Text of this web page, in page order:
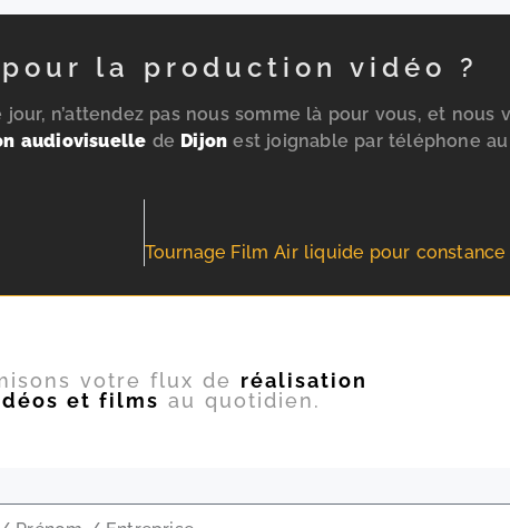
la production vidéo ?
n’attendez pas nous somme là pour vous, et nous
audiovisuelle de Dijon est joignable par téléphone au
votre flux de réalisation
et films au quotidien.